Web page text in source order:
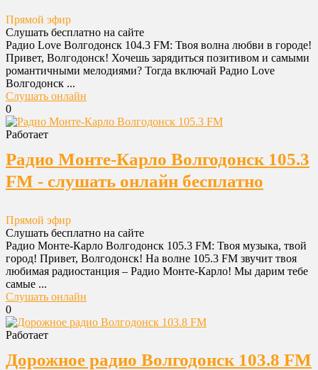
Прямой эфир
Слушать бесплатно на сайте
Радио Love Волгодонск 104.3 FM: Твоя волна любви в городе!
Привет, Волгодонск! Хочешь зарядиться позитивом и самыми
романтичными мелодиями? Тогда включай Радио Love
Волгодонск ...
Слушать онлайн
0
Работает
Радио Монте-Карло Волгодонск 105.3
FM - слушать онлайн бесплатно
Прямой эфир
Слушать бесплатно на сайте
Радио Монте-Карло Волгодонск 105.3 FM: Твоя музыка, твой
город! Привет, Волгодонск! На волне 105.3 FM звучит твоя
любимая радиостанция – Радио Монте-Карло! Мы дарим тебе
самые ...
Слушать онлайн
0
Работает
Дорожное радио Волгодонск 103.8 FM